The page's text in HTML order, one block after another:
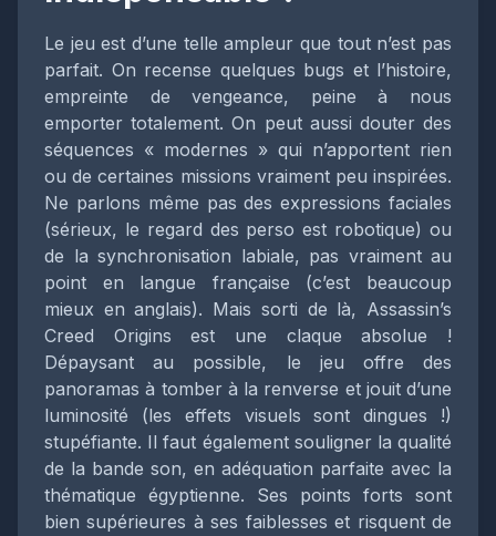
Le jeu est d’une telle ampleur que tout n’est pas
parfait. On recense quelques bugs et l’histoire,
empreinte de vengeance, peine à nous
emporter totalement. On peut aussi douter des
séquences « modernes » qui n’apportent rien
ou de certaines missions vraiment peu inspirées.
Ne parlons même pas des expressions faciales
(sérieux, le regard des perso est robotique) ou
de la synchronisation labiale, pas vraiment au
point en langue française (c’est beaucoup
mieux en anglais). Mais sorti de là, Assassin’s
Creed Origins est une claque absolue !
Dépaysant au possible, le jeu offre des
panoramas à tomber à la renverse et jouit d’une
luminosité (les effets visuels sont dingues !)
stupéfiante. Il faut également souligner la qualité
de la bande son, en adéquation parfaite avec la
thématique égyptienne. Ses points forts sont
bien supérieures à ses faiblesses et risquent de